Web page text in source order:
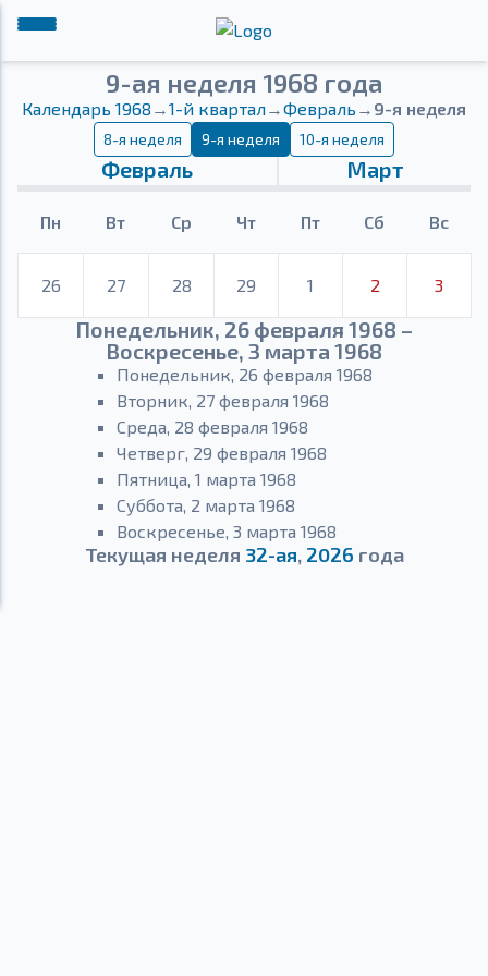
9-ая неделя 1968 года
Календарь 1968 →1-й квартал→Февраль → 9-я неделя
8-я неделя 9-я неделя 10-я неделя
Февраль Март
Пн Вт Ср Чт Пт Сб Вс
26 27 28 29 1 2 3
Понедельник, 26 февраля 1968 –
Воскресенье, 3 марта 1968
Понедельник, 26 февраля 1968
Вторник, 27 февраля 1968
Среда, 28 февраля 1968
Четверг, 29 февраля 1968
Пятница, 1 марта 1968
Суббота, 2 марта 1968
Воскресенье, 3 марта 1968
Текущая неделя 32-ая, 2026 года